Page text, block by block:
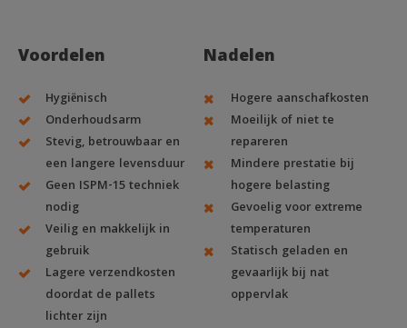
Voordelen
Hygiënisch
Onderhoudsarm
Stevig, betrouwbaar en
een langere levensduur
Geen ISPM-15 techniek
nodig
Veilig en makkelijk in
gebruik
Lagere verzendkosten
doordat de pallets
lichter zijn
Nadelen
Hogere aanschafkosten
Moeilijk of niet te
repareren
Mindere prestatie bij
hogere belasting
Gevoelig voor extreme
temperaturen
Statisch geladen en
gevaarlijk bij nat
oppervlak